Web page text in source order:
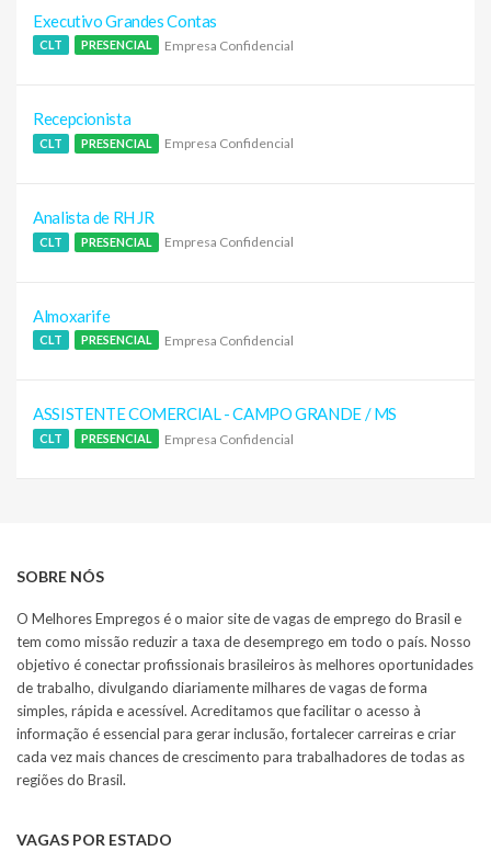
Executivo Grandes Contas
CLT PRESENCIAL Empresa Confidencial
Recepcionista
CLT PRESENCIAL Empresa Confidencial
Analista de RH JR
CLT PRESENCIAL Empresa Confidencial
Almoxarife
CLT PRESENCIAL Empresa Confidencial
ASSISTENTE COMERCIAL - CAMPO GRANDE / MS
CLT PRESENCIAL Empresa Confidencial
SOBRE NÓS
O Melhores Empregos é o maior site de vagas de emprego do Brasil e
tem como missão reduzir a taxa de desemprego em todo o país. Nosso
objetivo é conectar profissionais brasileiros às melhores oportunidades
de trabalho, divulgando diariamente milhares de vagas de forma
simples, rápida e acessível. Acreditamos que facilitar o acesso à
informação é essencial para gerar inclusão, fortalecer carreiras e criar
cada vez mais chances de crescimento para trabalhadores de todas as
regiões do Brasil.
VAGAS POR ESTADO